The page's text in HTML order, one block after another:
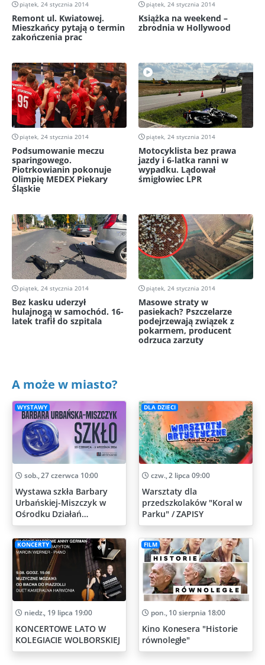
piątek, 24 stycznia 2014
Remont ul. Kwiatowej.
Mieszkańcy pytają o termin
zakończenia prac
piątek, 24 stycznia 2014
Książka na weekend –
zbrodnia w Hollywood
piątek, 24 stycznia 2014
Podsumowanie meczu
sparingowego.
Piotrkowianin pokonuje
Olimpię MEDEX Piekary
Śląskie
piątek, 24 stycznia 2014
Motocyklista bez prawa
jazdy i 6-latka ranni w
wypadku. Lądował
śmigłowiec LPR
piątek, 24 stycznia 2014
Bez kasku uderzył
hulajnogą w samochód. 16-
latek trafił do szpitala
piątek, 24 stycznia 2014
Masowe straty w
pasiekach? Pszczelarze
podejrzewają związek z
pokarmem, producent
odrzuca zarzuty
A może w miasto?
WYSTAWY
sob., 27 czerwca 10:00
Wystawa szkła Barbary
Urbańskiej-Miszczyk w
Ośrodku Działań
Artystycznych
DLA DZIECI
czw., 2 lipca 09:00
Warsztaty dla
przedszkolaków "Koral w
Parku" / ZAPISY
KONCERTY
niedz., 19 lipca 19:00
KONCERTOWE LATO W
KOLEGIACIE WOLBORSKIEJ
FILM
pon., 10 sierpnia 18:00
Kino Konesera "Historie
równoległe"